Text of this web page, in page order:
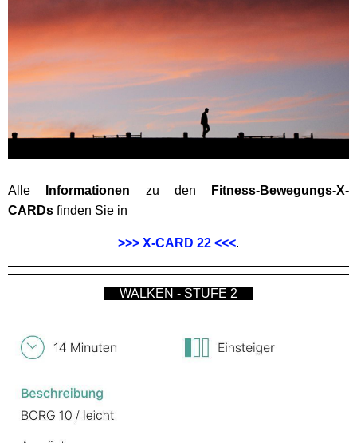
Alle Informationen zu den
Fitness-Bewegungs-X-
CARDs finden Sie in
>>> X-CARD 22 <<<.
WALKEN - STUFE 2